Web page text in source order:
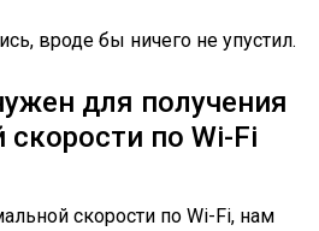
вроде бы ничего не упустил.
для получения
по Wi-Fi
скорости по Wi-Fi, нам